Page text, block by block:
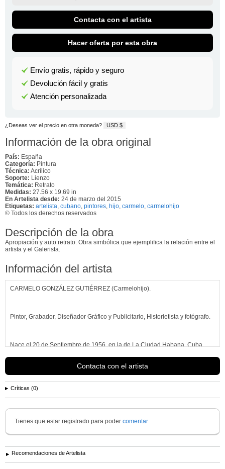
Contacta con el artista
Hacer oferta por esta obra
Envío gratis, rápido y seguro
Devolución fácil y gratis
Atención personalizada
¿Deseas ver el precio en otra moneda? USD $
Información de la obra original
País: España
Categoría: Pintura
Técnica: Acrílico
Soporte: Lienzo
Temática: Retrato
Medidas: 27.56 x 19.69 in
En Artelista desde: 24 de marzo del 2015
Etiquetas: artelista cubano pintores hijo carmelo carmelohijo
© Todos los derechos reservados
Descripción de la obra
Apropiación y auto retrato. Obra simbólica que ejemplifica la relación entre el
artista y el Galerista.
Información del artista
CARMELO GONZÁLEZ GUTIÉRREZ (Carmelohijo).
Pintor, Grabador, Diseñador Gráfico y Publicitario, Historietista y fotógrafo.
Nace el 20 de Septiembre de 1956, en la de La Ciudad Habana, Cuba.
Cubanas del Siglo XX, permanentes en las salas del Museo Nacional de
Dirección de
Ver más información de
Contacta con el artista
Críticas (0)
Tienes que estar registrado para poder comentar
Recomendaciones de Artelista